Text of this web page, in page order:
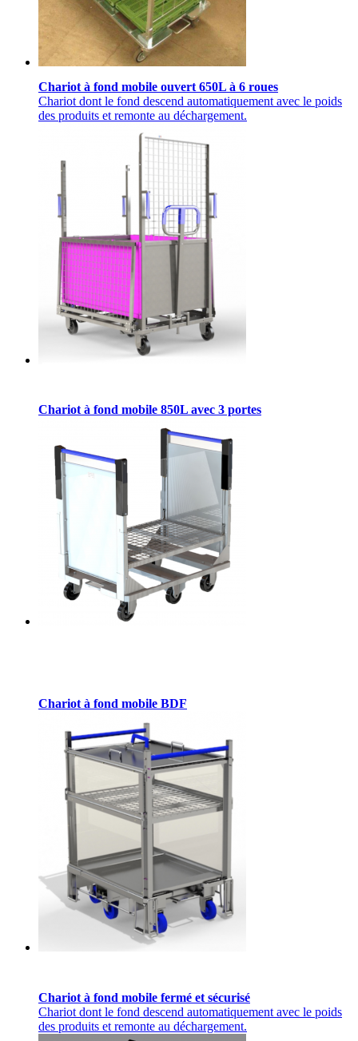
Chariot à fond mobile ouvert 650L à 6 roues
Chariot dont le fond descend automatiquement avec le poids
des produits et remonte au déchargement.
Chariot à fond mobile 850L avec 3 portes
Chariot à fond mobile BDF
Chariot à fond mobile fermé et sécurisé
Chariot dont le fond descend automatiquement avec le poids
des produits et remonte au déchargement.